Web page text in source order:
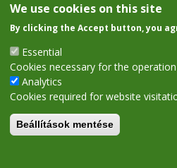
We use cookies on this site
By clicking the Accept button, you
Essential
Cookies necessary for the
Analytics
Cookies required for website
Beállítások mentése